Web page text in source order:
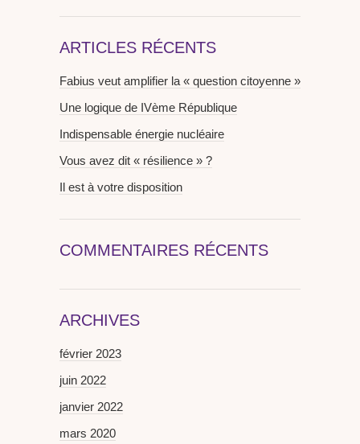
ARTICLES RÉCENTS
Fabius veut amplifier la « question citoyenne »
Une logique de IVème République
Indispensable énergie nucléaire
Vous avez dit « résilience » ?
Il est à votre disposition
COMMENTAIRES RÉCENTS
ARCHIVES
février 2023
juin 2022
janvier 2022
mars 2020